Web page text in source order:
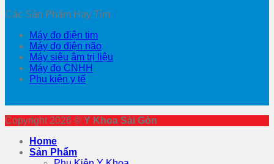
Các Sản Phẩm Hay Tìm
Máy đo điện tim
Máy đo điện não
Máy siêu âm trị liệu
Máy đo CNHH
Phụ kiện y tế
Copyright 2026 © Y Khoa Sài Gòn
Home
Sản Phẩm